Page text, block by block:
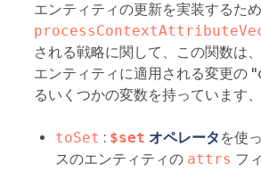
エンティティの更新を実装するた
される戦略に関して、この関数は
エンティティに適用される変更の
るいくつかの変数を持っています
toSet : $set オペレータ を使
スのエンティティの attrs フ